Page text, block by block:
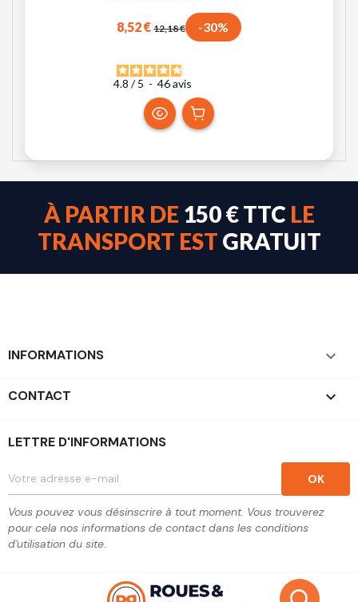
8,52 € 12,18 € -30%
4.8 / 5 - 46avis
À PARTIR DE 150 € TTC LE
TRANSPORT EST GRATUIT
INFORMATIONS 
CONTACT keyboard_arrow_down
LETTRE D'INFORMATIONS
Vous pouvez vous désinscrire à tout moment. Vous trouverez
pour cela nos informations de contact dans les conditions
d'utilisation du site.